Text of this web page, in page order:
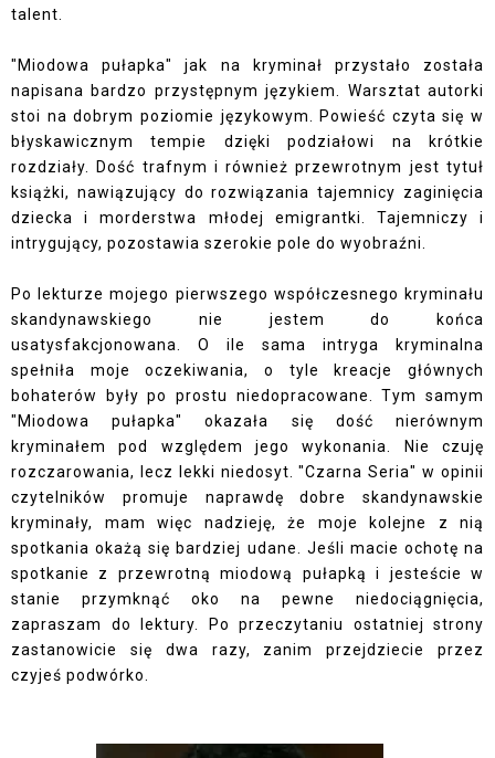
talent.
"Miodowa pułapka" jak na kryminał przystało została
napisana bardzo przystępnym językiem. Warsztat autorki
stoi na dobrym poziomie językowym. Powieść czyta się w
błyskawicznym tempie dzięki podziałowi na krótkie
rozdziały. Dość trafnym i również przewrotnym jest tytuł
książki, nawiązujący do rozwiązania tajemnicy zaginięcia
dziecka i morderstwa młodej emigrantki. Tajemniczy i
intrygujący, pozostawia szerokie pole do wyobraźni.
Po lekturze mojego pierwszego współczesnego kryminału
skandynawskiego nie jestem do końca
usatysfakcjonowana. O ile sama intryga kryminalna
spełniła moje oczekiwania, o tyle kreacje głównych
bohaterów były po prostu niedopracowane. Tym samym
"Miodowa pułapka" okazała się dość nierównym
kryminałem pod względem jego wykonania. Nie czuję
rozczarowania, lecz lekki niedosyt. "Czarna Seria" w opinii
czytelników promuje naprawdę dobre skandynawskie
kryminały, mam więc nadzieję, że moje kolejne z nią
spotkania okażą się bardziej udane. Jeśli macie ochotę na
spotkanie z przewrotną miodową pułapką i jesteście w
stanie przymknąć oko na pewne niedociągnięcia,
zapraszam do lektury. Po przeczytaniu ostatniej strony
zastanowicie się dwa razy, zanim przejdziecie przez
czyjeś podwórko.